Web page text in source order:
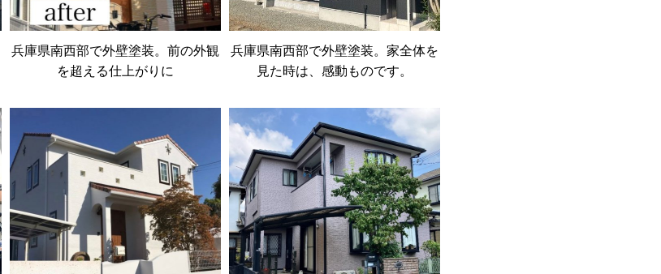
兵庫県南西部で外壁塗装。前の外観
を超える仕上がりに
兵庫県南西部で外壁塗装。家全体を
見た時は、感動ものです。